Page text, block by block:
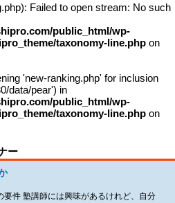
Failed to open stream: No such
public_html/wp-
taxonomy-line.php on
'new-ranking.php' for inclusion
data/pear') in
public_html/wp-
taxonomy-line.php on
ー
要件 塾講師には興味があるけれど、自分